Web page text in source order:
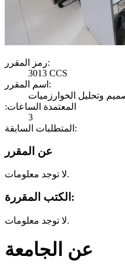
رمز المقرر:
3013 CCS
اسم المقرر:
وتحليل الخوارزميات
:المعتمدة الساعات
3
المتطلبات السابقة:
عن المقرر
لا توجد معلومات.
الكتب المقررة:
لا توجد معلومات.
عن الجامعة